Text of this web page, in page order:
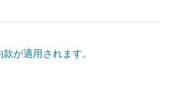
が適用されます。